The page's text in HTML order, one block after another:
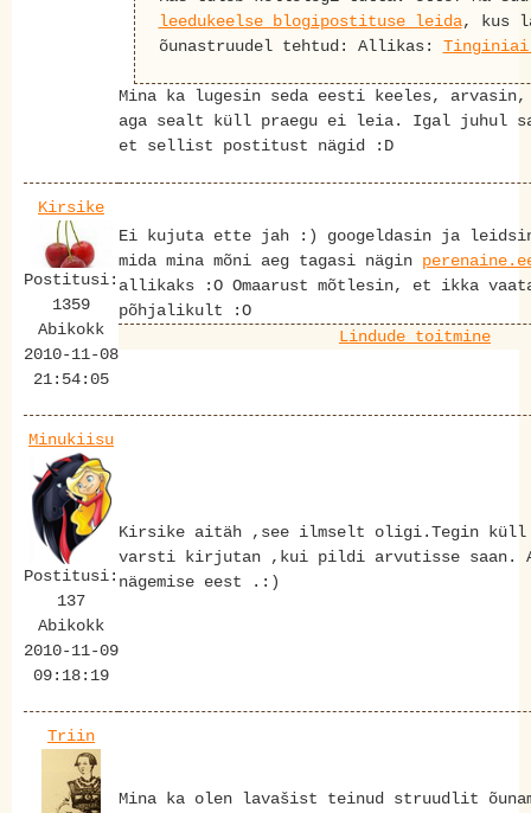
leedukeelse blogipostituse leida, kus
õunastruudel tehtud: Allikas:
Mina ka lugesin seda eesti keeles,
aga sealt küll praegu ei leia. Igal juhul
et sellist postitust nägid :D
Kirsike
Postitusi:
1359
Abikokk
2010-11-08
21:54:05
Ei kujuta ette jah :) googeldasin ja
mida mina mõni aeg tagasi nägin
allikaks :O Omaarust mõtlesin, et ikka
põhjalikult :O
Lindude toitmine
Minukiisu
Postitusi:
137
Abikokk
2010-11-09
09:18:19
Kirsike aitäh ,see ilmselt oligi.Tegin küll
varsti kirjutan ,kui pildi arvutisse saan.
nägemise eest .:)
Triin
Mina ka olen lavašist teinud struudlit